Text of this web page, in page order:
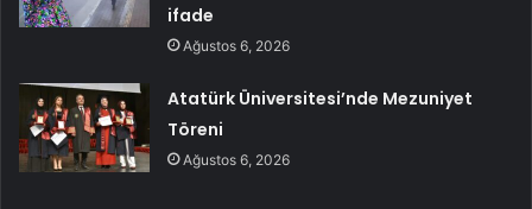
ifade
Ağustos 6, 2026
Atatürk Üniversitesi’nde Mezuniyet
Töreni
Ağustos 6, 2026